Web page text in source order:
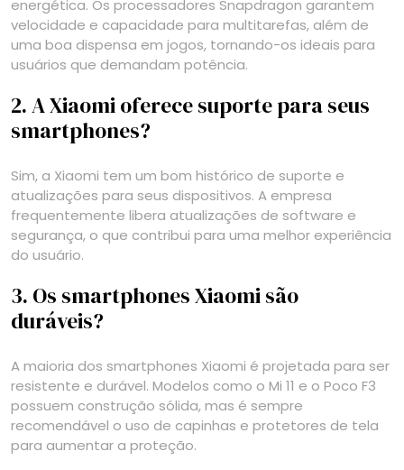
energética. Os processadores Snapdragon garantem
velocidade e capacidade para multitarefas, além de
uma boa dispensa em jogos, tornando-os ideais para
usuários que demandam potência.
2. A Xiaomi oferece suporte para seus
smartphones?
Sim, a Xiaomi tem um bom histórico de suporte e
atualizações para seus dispositivos. A empresa
frequentemente libera atualizações de software e
segurança, o que contribui para uma melhor experiência
do usuário.
3. Os smartphones Xiaomi são
duráveis?
A maioria dos smartphones Xiaomi é projetada para ser
resistente e durável. Modelos como o Mi 11 e o Poco F3
possuem construção sólida, mas é sempre
recomendável o uso de capinhas e protetores de tela
para aumentar a proteção.